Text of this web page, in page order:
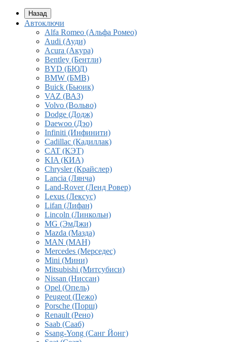
Назад
Автоключи
Alfa Romeo (Альфа Ромео)
Audi (Ауди)
Acura (Акура)
Bentley (Бентли)
BYD (БЮД)
BMW (БМВ)
Buick (Бьюик)
VAZ (ВАЗ)
Volvo (Вольво)
Dodge (Додж)
Daewoo (Дэо)
Infiniti (Инфинити)
Cadillac (Кадиллак)
CAT (КЭТ)
KIA (КИА)
Chrysler (Крайслер)
Lancia (Лянча)
Land-Rover (Ленд Ровер)
Lexus (Лексус)
Lifan (Лифан)
Lincoln (Линкольн)
MG (ЭмДжи)
Mazda (Мазда)
MAN (МАН)
Mercedes (Мерседес)
Mini (Мини)
Mitsubishi (Митсубиси)
Nissan (Ниссан)
Opel (Опель)
Peugeot (Пежо)
Porsche (Порш)
Renault (Рено)
Saab (Сааб)
Ssang-Yong (Санг Йонг)